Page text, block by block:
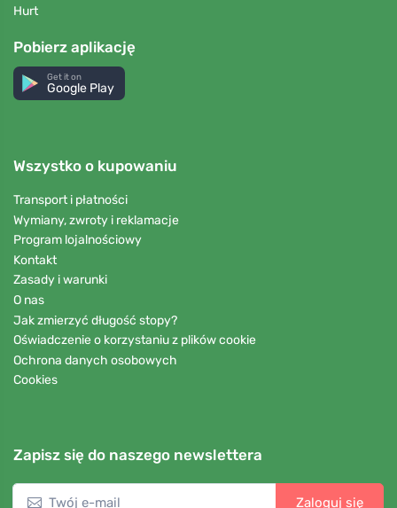
Hurt
Pobierz aplikację
Get it on
Google Play
Wszystko o kupowaniu
Transport i płatności
Wymiany, zwroty i reklamacje
Program lojalnościowy
Kontakt
Zasady i warunki
O nas
Jak zmierzyć długość stopy?
Oświadczenie o korzystaniu z plików cookie
Ochrona danych osobowych
Cookies
Zapisz się do naszego newslettera
Zaloguj się